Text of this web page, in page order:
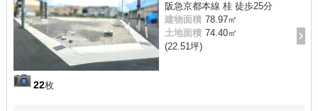
22枚
阪急京都本線 桂 徒歩25分
建物面積 78.97㎡
土地面積 74.40㎡
(22.51坪)